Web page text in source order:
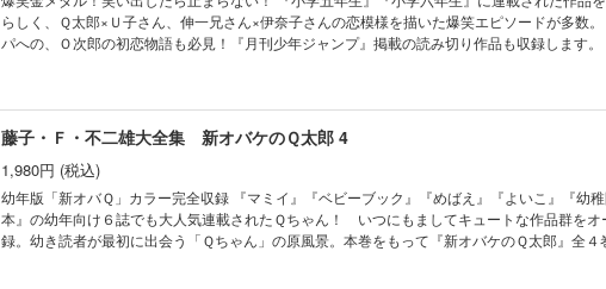
らしく、Ｑ太郎×Ｕ子さん、伸一兄さん×伊奈子さんの恋模様を描いた爆笑エピソードが多数
パへの、Ｏ次郎の初恋物語も必見！『月刊少年ジャンプ』掲載の読み切り作品も収録します。
藤子・Ｆ・不二雄大全集 新オバケのＱ太郎 4
1,980円 (税込)
幼年版「新オバＱ」カラー完全収録 『マミイ』『ベビーブック』『めばえ』『よいこ』『幼稚園』『幼児の知能絵
本』の幼年向け６誌でも大人気連載されたＱちゃん！ いつにもましてキュートな作品群をオ
録。幼き読者が最初に出会う「Ｑちゃん」の原風景。本巻をもって『新オバケのＱ太郎』全４